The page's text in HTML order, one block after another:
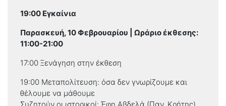
19:00 Εγκαίνια
Παρασκευή, 10 Φεβρουαρίου | Ωράριο έκθεσης:
11:00-21:00
17:00 Ξενάγηση στην έκθεση
19:00 Μεταπολίτευση: όσα δεν γνωρίζουμε και
θέλουμε να μάθουμε